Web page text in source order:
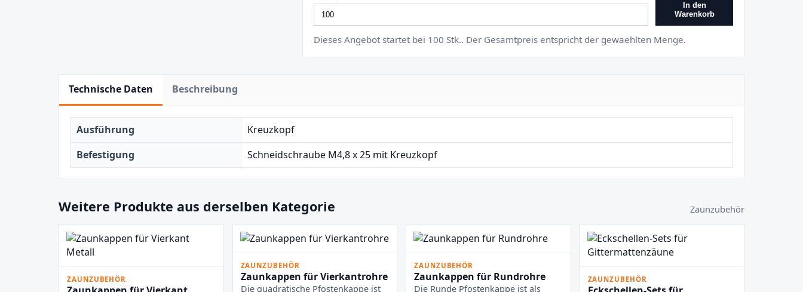
In den
Warenkorb
Dieses Angebot startet bei 100 Stk.. Der Gesamtpreis entspricht der gewaehlten Menge.
Technische Daten Beschreibung
Ausführung
Kreuzkopf
Befestigung
Schneidschraube M4,8 x 25 mit Kreuzkopf
Weitere Produkte aus derselben Kategorie Zaunzubehör
ZAUNZUBEHÖR
ZAUNZUBEHÖR
Zaunkappen für Vierkantrohre
Die quadratische Pfostenkappe ist
ZAUNZUBEHÖR
Zaunkappen für Rundrohre
Die Runde Pfostenkappe ist als
ZAUNZUBEHÖR